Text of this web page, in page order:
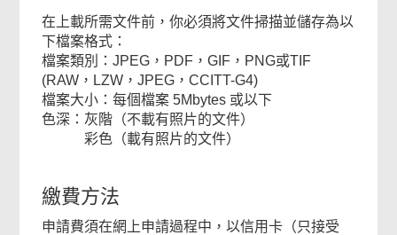
在上載所需文件前，你必須將文件掃描並儲存為以
下檔案格式：
檔案類別：JPEG，PDF，GIF，PNG或TIF
(RAW，LZW，JPEG，CCITT-G4)
檔案大小：每個檔案 5Mbytes 或以下
色深：灰階（不載有照片的文件）
彩色（載有照片的文件）
繳費方法
申請費須在網上申請過程中，以信用卡（只接受